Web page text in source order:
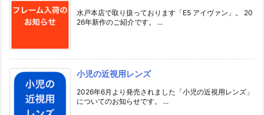
水戸本店で取り扱っております「E5 アイヴァン」。 20
26年新作のご紹介です。 ...
小児の近視用レンズ
2026年6月より発売されました「小児の近視用レンズ」
についてのお知らせです。 ...